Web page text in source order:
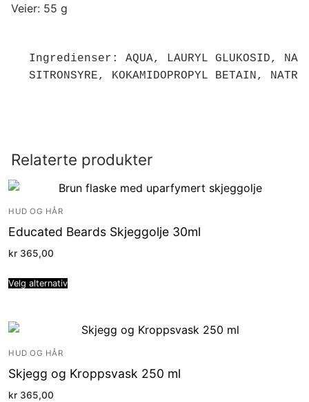
Veier: 55 g
Ingredienser: AQUA, LAURYL GLUKOSID,
SITRONSYRE, KOKAMIDOPROPYL BETAIN,
Relaterte produkter
HUD OG HÅR
Educated Beards Skjeggolje 30ml
kr 365,00
Velg alternativ
HUD OG HÅR
Skjegg og Kroppsvask 250 ml
kr 365,00